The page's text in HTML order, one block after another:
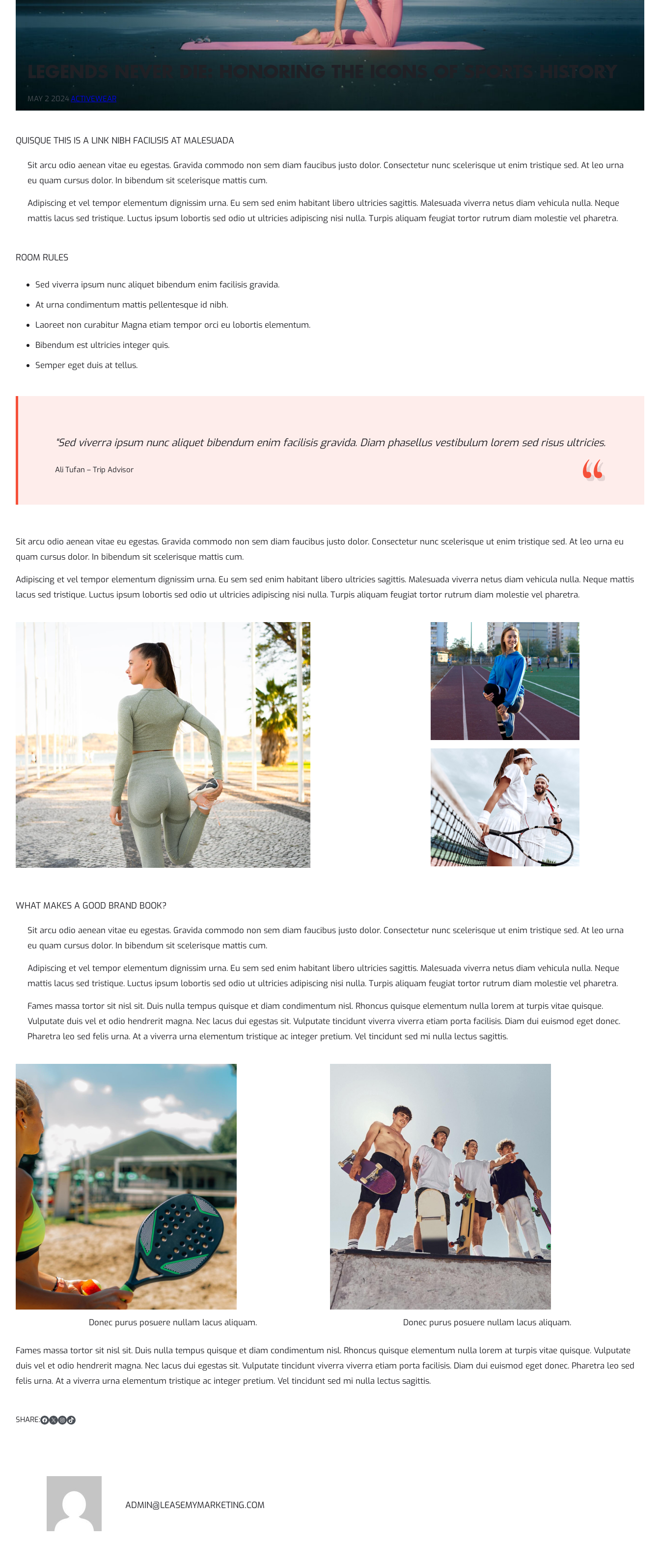
LEGENDS NEVER DIE: HONORING THE ICONS OF SPORTS HISTORY
MAY 2 2024.ACTIVEWEAR
QUISQUE THIS IS A LINK NIBH FACILISIS AT MALESUADA
Sit arcu odio aenean vitae eu egestas. Gravida commodo non sem diam faucibus justo dolor. Consectetur nunc scelerisque ut enim tristique sed. At leo urna
eu quam cursus dolor. In bibendum sit scelerisque mattis cum.
Adipiscing et vel tempor elementum dignissim urna. Eu sem sed enim habitant libero ultricies sagittis. Malesuada viverra netus diam vehicula nulla. Neque
mattis lacus sed tristique. Luctus ipsum lobortis sed odio ut ultricies adipiscing nisi nulla. Turpis aliquam feugiat tortor rutrum diam molestie vel pharetra.
ROOM RULES
Sed viverra ipsum nunc aliquet bibendum enim facilisis gravida.
At urna condimentum mattis pellentesque id nibh.
Laoreet non curabitur Magna etiam tempor orci eu lobortis elementum.
Bibendum est ultricies integer quis.
Semper eget duis at tellus.
“Sed viverra ipsum nunc aliquet bibendum enim facilisis gravida. Diam phasellus vestibulum lorem sed risus ultricies.
Ali Tufan – Trip Advisor
Sit arcu odio aenean vitae eu egestas. Gravida commodo non sem diam faucibus justo dolor. Consectetur nunc scelerisque ut enim tristique sed. At leo urna eu
quam cursus dolor. In bibendum sit scelerisque mattis cum.
Adipiscing et vel tempor elementum dignissim urna. Eu sem sed enim habitant libero ultricies sagittis. Malesuada viverra netus diam vehicula nulla. Neque mattis
lacus sed tristique. Luctus ipsum lobortis sed odio ut ultricies adipiscing nisi nulla. Turpis aliquam feugiat tortor rutrum diam molestie vel pharetra.
WHAT MAKES A GOOD BRAND BOOK?
Sit arcu odio aenean vitae eu egestas. Gravida commodo non sem diam faucibus justo dolor. Consectetur nunc scelerisque ut enim tristique sed. At leo urna
eu quam cursus dolor. In bibendum sit scelerisque mattis cum.
Adipiscing et vel tempor elementum dignissim urna. Eu sem sed enim habitant libero ultricies sagittis. Malesuada viverra netus diam vehicula nulla. Neque
mattis lacus sed tristique. Luctus ipsum lobortis sed odio ut ultricies adipiscing nisi nulla. Turpis aliquam feugiat tortor rutrum diam molestie vel pharetra.
Fames massa tortor sit nisl sit. Duis nulla tempus quisque et diam condimentum nisl. Rhoncus quisque elementum nulla lorem at turpis vitae quisque.
Vulputate duis vel et odio hendrerit magna. Nec lacus dui egestas sit. Vulputate tincidunt viverra viverra etiam porta facilisis. Diam dui euismod eget donec.
Pharetra leo sed felis urna. At a viverra urna elementum tristique ac integer pretium. Vel tincidunt sed mi nulla lectus sagittis.
Donec purus posuere nullam lacus aliquam. Donec purus posuere nullam lacus aliquam.
Fames massa tortor sit nisl sit. Duis nulla tempus quisque et diam condimentum nisl. Rhoncus quisque elementum nulla lorem at turpis vitae quisque. Vulputate
duis vel et odio hendrerit magna. Nec lacus dui egestas sit. Vulputate tincidunt viverra viverra etiam porta facilisis. Diam dui euismod eget donec. Pharetra leo sed
felis urna. At a viverra urna elementum tristique ac integer pretium. Vel tincidunt sed mi nulla lectus sagittis.
SHARE:Facebook
XInstagram
TikTok
ADMIN@LEASEMYMARKETING.COM